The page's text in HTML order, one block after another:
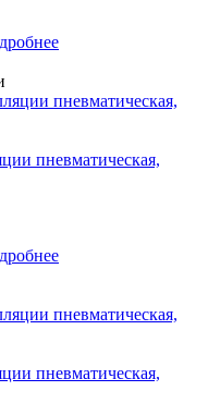
пневматическая,
пневматическая,